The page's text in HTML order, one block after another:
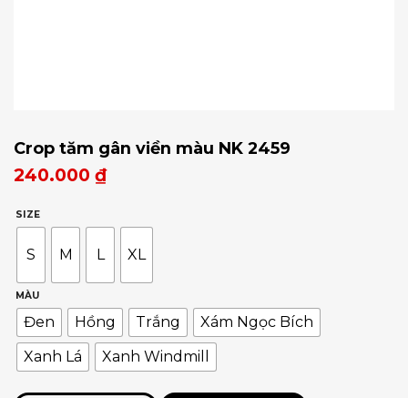
Crop tăm gân viền màu NK 2459
240.000 ₫
SIZE
S M L XL
MÀU
Đen Hồng Trắng
Xám Ngọc Bích
Xanh Lá
Xanh Windmill